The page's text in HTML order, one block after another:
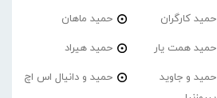
حمید کارگران حمید ماهان
حمید همت یار حمید هیراد
حمید و جاوید
حمید و دانیال اس اچ